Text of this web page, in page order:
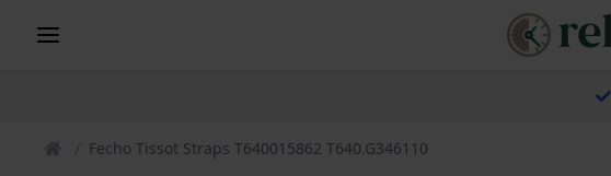
Fecho Tissot Straps T640015862 T640.G346110